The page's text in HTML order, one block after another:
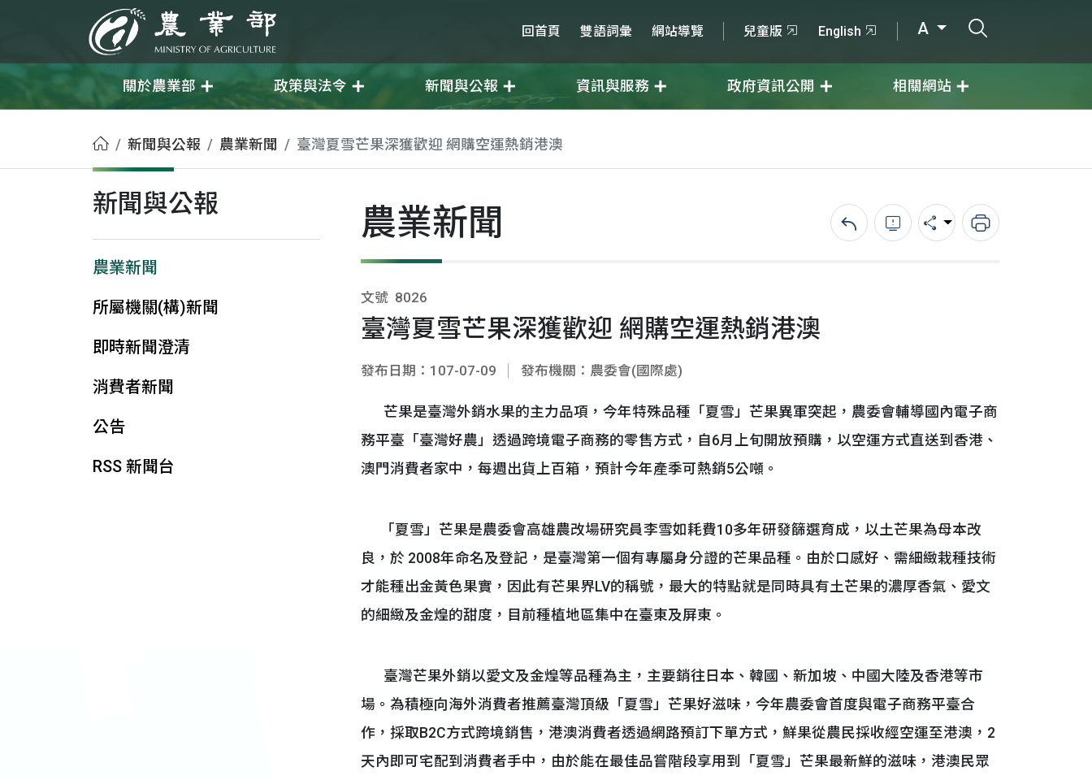
農業部 回首頁 雙語詞彙 網站導覽 兒童版 English A
關於農業部 政策與法令 新聞與公報 資訊與服務 政府資訊公開 相關網站
首頁新聞與公報 農業新聞 臺灣夏雪芒果深獲歡迎 網購空運熱銷港澳
新聞與公報
農業新聞
所屬機關(構)新聞
即時新聞澄清
消費者新聞
公告
RSS 新聞台
農業新聞 回上一頁錯誤回報分享 列印
文號 8026
臺灣夏雪芒果深獲歡迎 網購空運熱銷港澳
發布日期：107-07-09 發布機關：農委會(國際處)
芒果是臺灣外銷水果的主力品項，今年特殊品種「夏雪」芒果異軍突起，農委會輔導國內電子商
務平臺「臺灣好農」透過跨境電子商務的零售方式，自6月上旬開放預購，以空運方式直送到香港、
澳門消費者家中，每週出貨上百箱，預計今年產季可熱銷5公噸。
「夏雪」芒果是農委會高雄農改場研究員李雪如耗費10多年研發篩選育成，以土芒果為母本改
良，於 2008年命名及登記，是臺灣第一個有專屬身分證的芒果品種。由於口感好、需細緻栽種技術
才能種出金黃色果實，因此有芒果界LV的稱號，最大的特點就是同時具有土芒果的濃厚香氣、愛文
的細緻及金煌的甜度，目前種植地區集中在臺東及屏東。
臺灣芒果外銷以愛文及金煌等品種為主，主要銷往日本、韓國、新加坡、中國大陸及香港等市
場。為積極向海外消費者推薦臺灣頂級「夏雪」芒果好滋味，今年農委會首度與電子商務平臺合
作，採取B2C方式跨境銷售，港澳消費者透過網路預訂下單方式，鮮果從農民採收經空運至港澳，2
天內即可宅配到消費者手中，由於能在最佳品嘗階段享用到「夏雪」芒果最新鮮的滋味，港澳民眾